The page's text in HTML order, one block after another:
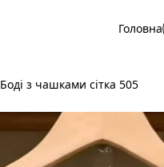
Головна
Боді з чашками сітка 505